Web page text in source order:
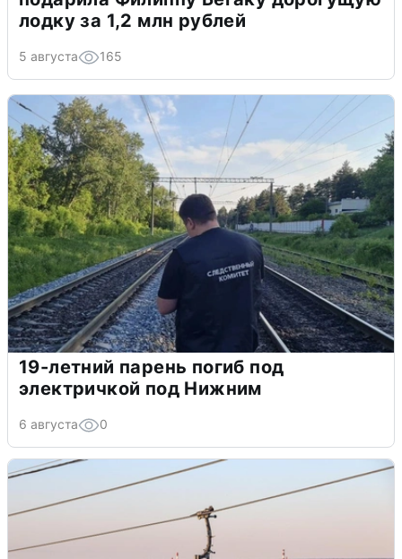
лодку за 1,2 млн рублей
5 августа 165
19-летний парень погиб под
электричкой под Нижним
6 августа 0